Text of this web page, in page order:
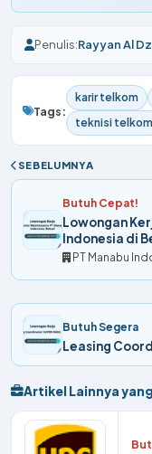
Penulis:Rayyan Al
Tags:
karir telkom
teknisi telkom
SEBELUMNYA
Butuh Cepat!
Lowongan
Indonesia di
PT Manabu
Butuh Segera
Leasing
Artikel Lainnya